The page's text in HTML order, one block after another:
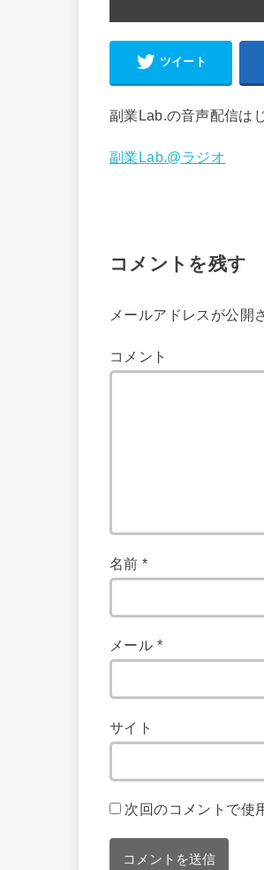
ツイート
副業Lab.の音声配信は
副業Lab.@ラジオ
コメントを残す
メールアドレスが公開
コメント
名前*
メール *
サイト
次回のコメントで使